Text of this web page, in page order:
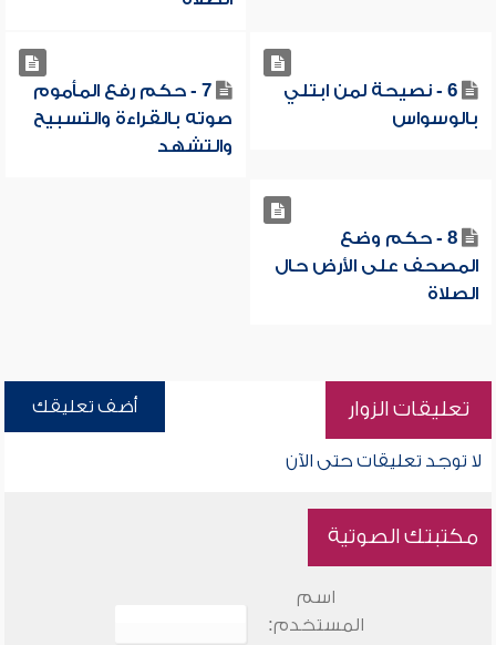
6 - نصيحة لمن ابتلي
بالوسواس
7 - حكم رفع المأموم
صوته بالقراءة والتسبيح
والتشهد
8 - حكم وضع
المصحف على الأرض حال
الصلاة
تعليقات الزوار أضف تعليقك
لا توجد تعليقات حتى الآن
مكتبتك الصوتية
اسم
المستخدم: